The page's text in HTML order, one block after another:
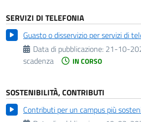
SERVIZI DI TELEFONIA
Guasto o disservizio per servizi di
Data di pubblicazione: 21-10-
scadenza
IN CORSO
SOSTENIBILITÀ, CONTRIBUTI
Contributi per un campus più